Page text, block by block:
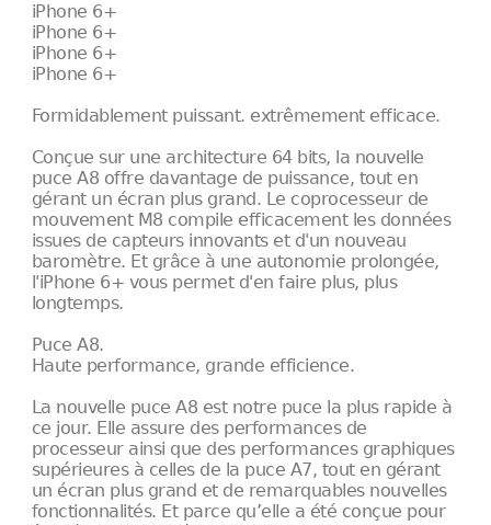
iPhone 6+
iPhone 6+
iPhone 6+
iPhone 6+
Formidablement puissant. extrêmement efficace.
Conçue sur une architecture 64 bits, la nouvelle
puce A8 offre davantage de puissance, tout en
gérant un écran plus grand. Le coprocesseur de
mouvement M8 compile efficacement les données
issues de capteurs innovants et d'un nouveau
baromètre. Et grâce à une autonomie prolongée,
l'iPhone 6+ vous permet d'en faire plus, plus
longtemps.
Puce A8.
Haute performance, grande efficience.
La nouvelle puce A8 est notre puce la plus rapide à
ce jour. Elle assure des performances de
processeur ainsi que des performances graphiques
supérieures à celles de la puce A7, tout en gérant
un écran plus grand et de remarquables nouvelles
fonctionnalités. Et parce qu’elle a été conçue pour